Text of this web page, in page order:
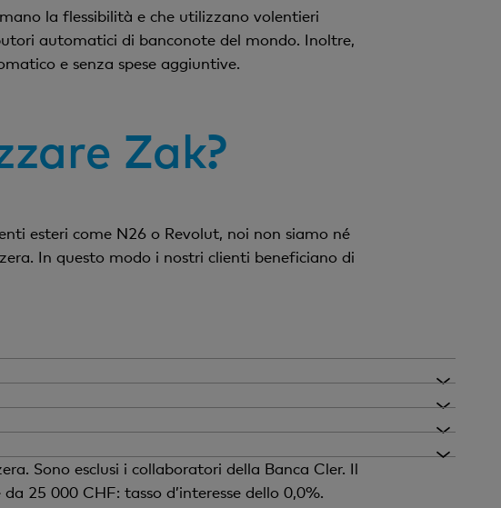
la flessibilità e che utilizzano volentieri
automatici di banconote del mondo. Inoltre,
e senza spese aggiuntive.
Zak?
esteri come N26 o Revolut, noi non siamo né
In questo modo i nostri clienti beneficiano di
Zak è stato aperto e che puoi effettuare il login.
seleziona la voce di menu «Inserire
giorno lavorativo.
o legato a un'iniziativa nonché un codice
conto puoi riscuoterne solo uno nell'app. Una
Sono esclusi i collaboratori della Banca Cler. Il
25 000 CHF: tasso d’interesse dello 0,0%.